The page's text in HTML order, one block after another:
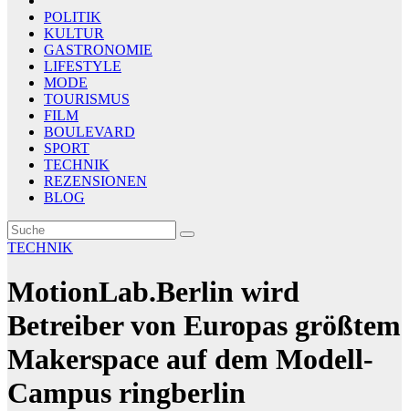
POLITIK
KULTUR
GASTRONOMIE
LIFESTYLE
MODE
TOURISMUS
FILM
BOULEVARD
SPORT
TECHNIK
REZENSIONEN
BLOG
TECHNIK
MotionLab.Berlin wird
Betreiber von Europas größtem
Makerspace auf dem Modell-
Campus ringberlin